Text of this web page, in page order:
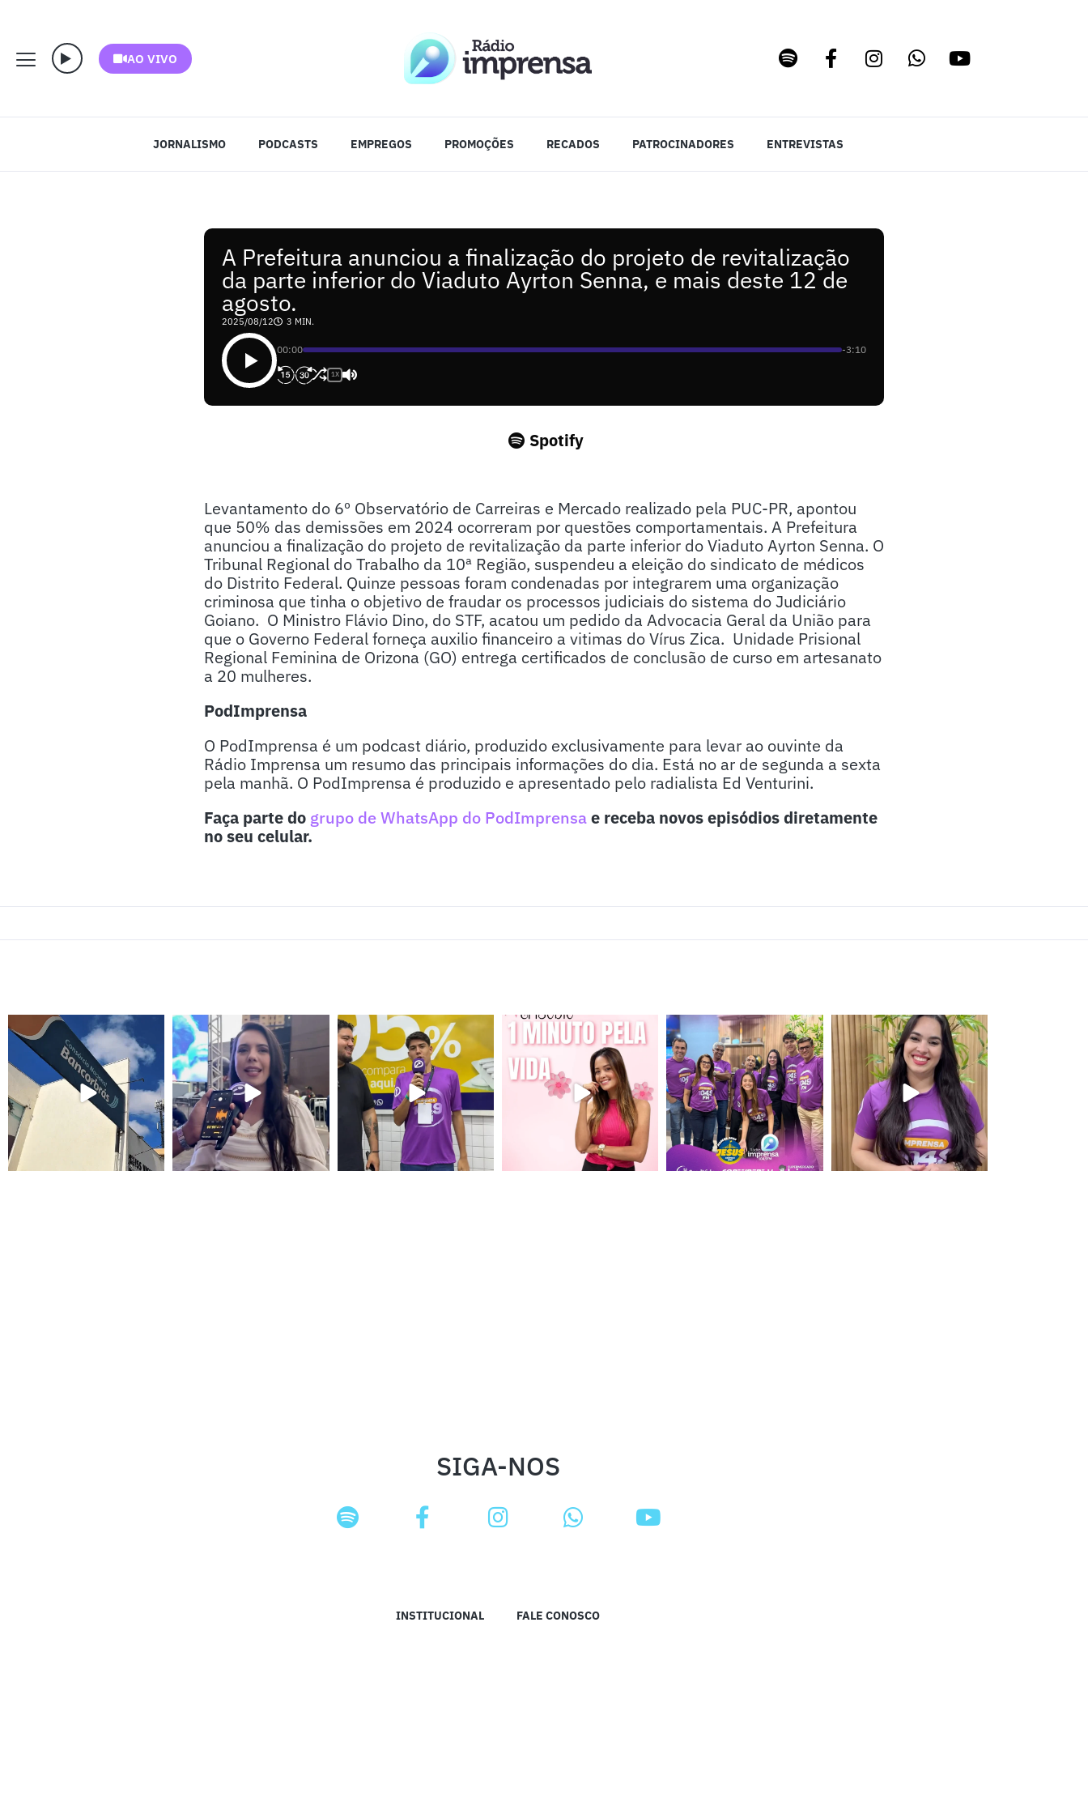
AO VIVO
JORNALISMO PODCASTS EMPREGOS PROMOÇÕES RECADOS PATROCINADORES ENTREVISTAS
A Prefeitura anunciou a finalização do projeto de revitalização
da parte inferior do Viaduto Ayrton Senna, e mais deste 12 de
agosto.
2025/08/12 3 MIN.
00:00 -3:10
1X
Spotify
Levantamento do 6º Observatório de Carreiras e Mercado realizado pela PUC-PR, apontou
que 50% das demissões em 2024 ocorreram por questões comportamentais. A Prefeitura
anunciou a finalização do projeto de revitalização da parte inferior do Viaduto Ayrton Senna. O
Tribunal Regional do Trabalho da 10ª Região, suspendeu a eleição do sindicato de médicos
do Distrito Federal. Quinze pessoas foram condenadas por integrarem uma organização
criminosa que tinha o objetivo de fraudar os processos judiciais do sistema do Judiciário
Goiano. O Ministro Flávio Dino, do STF, acatou um pedido da Advocacia Geral da União para
que o Governo Federal forneça auxilio financeiro a vitimas do Vírus Zica. Unidade Prisional
Regional Feminina de Orizona (GO) entrega certificados de conclusão de curso em artesanato
a 20 mulheres.
PodImprensa
O PodImprensa é um podcast diário, produzido exclusivamente para levar ao ouvinte da
Rádio Imprensa um resumo das principais informações do dia. Está no ar de segunda a sexta
pela manhã. O PodImprensa é produzido e apresentado pelo radialista Ed Venturini.
Faça parte do grupo de WhatsApp do PodImprensae receba novos episódios diretamente
no seu celular.
SIGA-NOS
INSTITUCIONAL FALE CONOSCO